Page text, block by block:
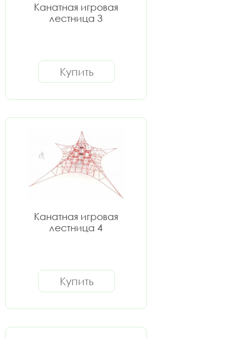
Канатная игровая
лестница 3
Купить
Канатная игровая
лестница 4
Купить